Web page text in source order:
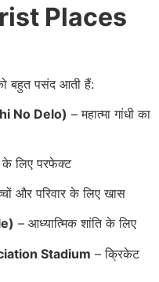
Places
बहुत पसंद आती हैं:
No Delo) – महात्मा गांधी का
के लिए परफेक्ट
और परिवार के लिए खास
– आध्यात्मिक शांति के लिए
Stadium – क्रिकेट